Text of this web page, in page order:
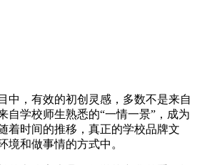
，有效的初创灵感，多数不是来自
自学校师生熟悉的“一情一景”，成为
着时间的推移，真正的学校品牌文
境和做事情的方式中。